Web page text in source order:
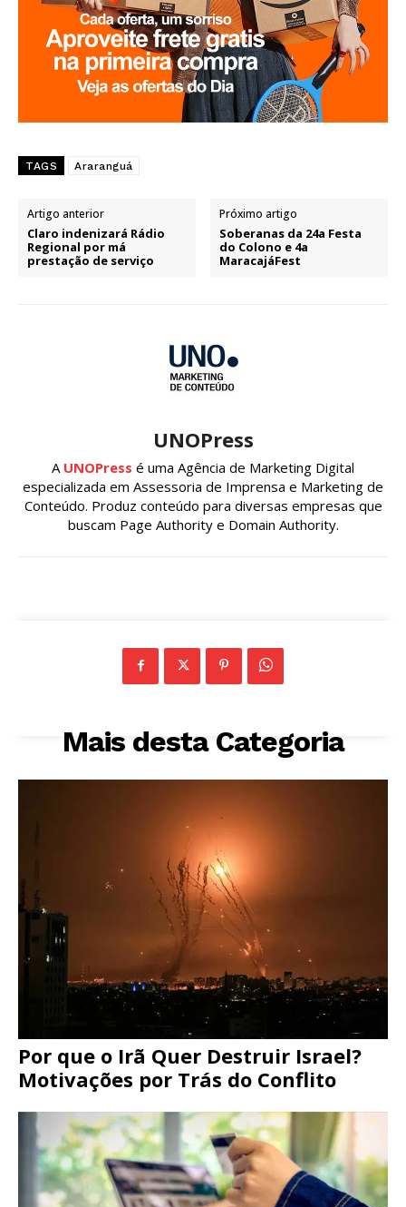
TAGS Araranguá
Artigo anterior
Claro indenizará Rádio
Regional por má
prestação de serviço
Próximo artigo
Soberanas da 24a Festa
do Colono e 4a
MaracajáFest
UNOPress
A UNOPress é uma Agência de Marketing Digital
especializada em Assessoria de Imprensa e Marketing de
Conteúdo. Produz conteúdo para diversas empresas que
buscam Page Authority e Domain Authority.
Mais desta Categoria
Por que o Irã Quer Destruir Israel?
Motivações por Trás do Conflito